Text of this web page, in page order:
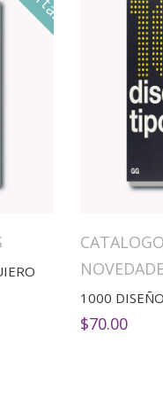
CATALOGO
1000
$70.00